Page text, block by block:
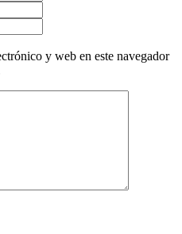
y web en este navegador